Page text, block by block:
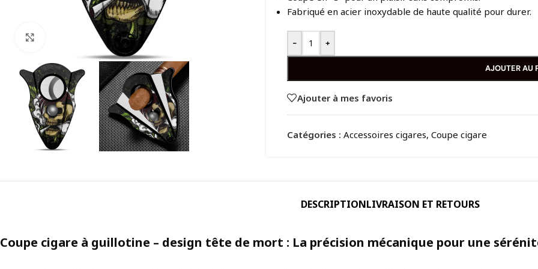
Fabriqué en acier inoxydable de haute qualité pour durer.
- +
AJOUTER AU
Ajouter à mes favoris
Catégories : Accessoires cigares, Coupe cigare
DESCRIPTIONLIVRAISON ET RETOURS
Coupe cigare à guillotine – design tête de mort : La précision mécanique pour une